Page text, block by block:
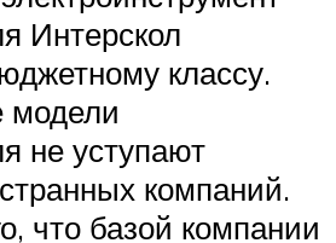
Интерскол
классу.
модели
не уступают
компаний.
что базой компании